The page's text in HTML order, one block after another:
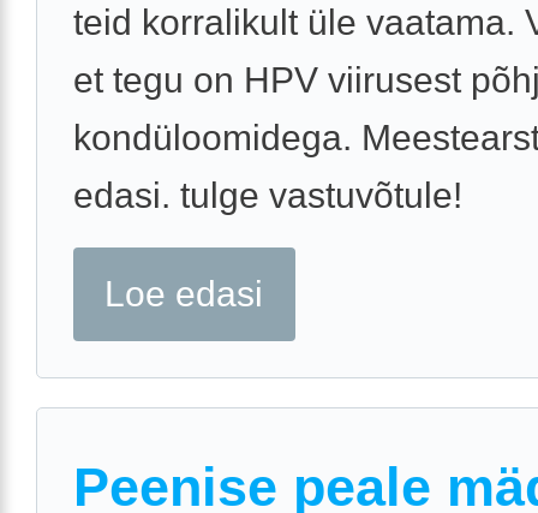
teid korralikult üle vaatama.
et tegu on HPV viirusest
kondüloomidega.
edasi. tulge vastuvõtule!
Loe edasi
Peenise peale